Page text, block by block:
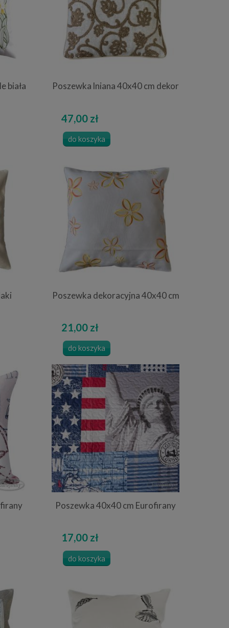
biała Poszewka lniana 40x40 cm dekor
47,00 zł
do koszyka
Poszewka dekoracyjna 40x40 cm
21,00 zł
do koszyka
Poszewka 40x40 cm Eurofirany
17,00 zł
do koszyka